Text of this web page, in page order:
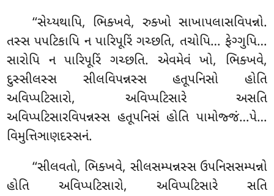
‘‘સેય્યથાપિ, ભિક્ખવે, રુક્ખો સાખાપલાસવિપન્નો.
તસ્સ પપટિકાપિ ન પારિપૂરિં ગચ્છતિ, તચોપિ… ફેગ્ગુપિ…
સારોપિ ન પારિપૂરિં ગચ્છતિ. એવમેવં ખો, ભિક્ખવે,
દુસ્સીલસ્સ સીલવિપન્નસ્સ હતૂપનિસો હોતિ
અવિપ્પટિસારો, અવિપ્પટિસારે અસતિ
અવિપ્પટિસારવિપન્નસ્સ હતૂપનિસં હોતિ પામોજ્જં…પે…
વિમુત્તિઞાણદસ્સનં.
‘‘સીલવતો, ભિક્ખવે, સીલસમ્પન્નસ્સ ઉપનિસસમ્પન્નો
હોતિ અવિપ્પટિસારો, અવિપ્પટિસારે સતિ